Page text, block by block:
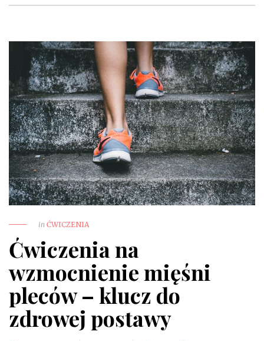
in ĆWICZENIA
Ćwiczenia na
wzmocnienie mięśni
pleców – klucz do
zdrowej postawy